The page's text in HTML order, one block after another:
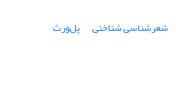
شعرشناسی شناختی پل‌ورث